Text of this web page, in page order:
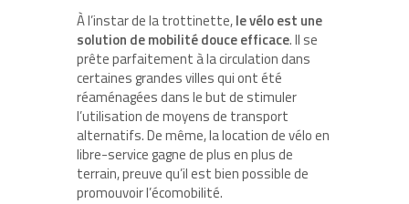
À l’instar de la trottinette,le vélo est une
solution de mobilité douce efficace. Il se
prête parfaitement à la circulation dans
certaines grandes villes qui ont été
réaménagées dans le but de stimuler
l’utilisation de moyens de transport
alternatifs. De même, la location de vélo en
libre-service gagne de plus en plus de
terrain, preuve qu’il est bien possible de
promouvoir l’écomobilité.